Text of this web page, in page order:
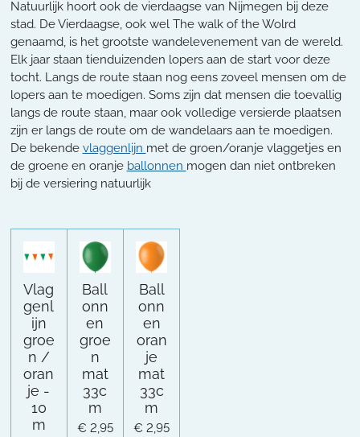
Natuurlijk hoort ook de vierdaagse van Nijmegen bij deze
stad. De Vierdaagse, ook wel The walk of the Wolrd
genaamd, is het grootste wandelevenement van de wereld.
Elk jaar staan tienduizenden lopers aan de start voor deze
tocht. Langs de route staan nog eens zoveel mensen om de
lopers aan te moedigen. Soms zijn dat mensen die toevallig
langs de route staan, maar ook volledige versierde plaatsen
zijn er langs de route om de wandelaars aan te moedigen.
De bekende vlaggenlijn met de groen/oranje vlaggetjes en
de groene en oranje ballonnen mogen dan niet ontbreken
bij de versiering natuurlijk
Vlag
genl
ijn
groe
n /
oran
je -
10
m
Ball
onn
en
groe
n
mat
33c
m
€ 2,95
Ball
onn
en
oran
je
mat
33c
m
€ 2,95